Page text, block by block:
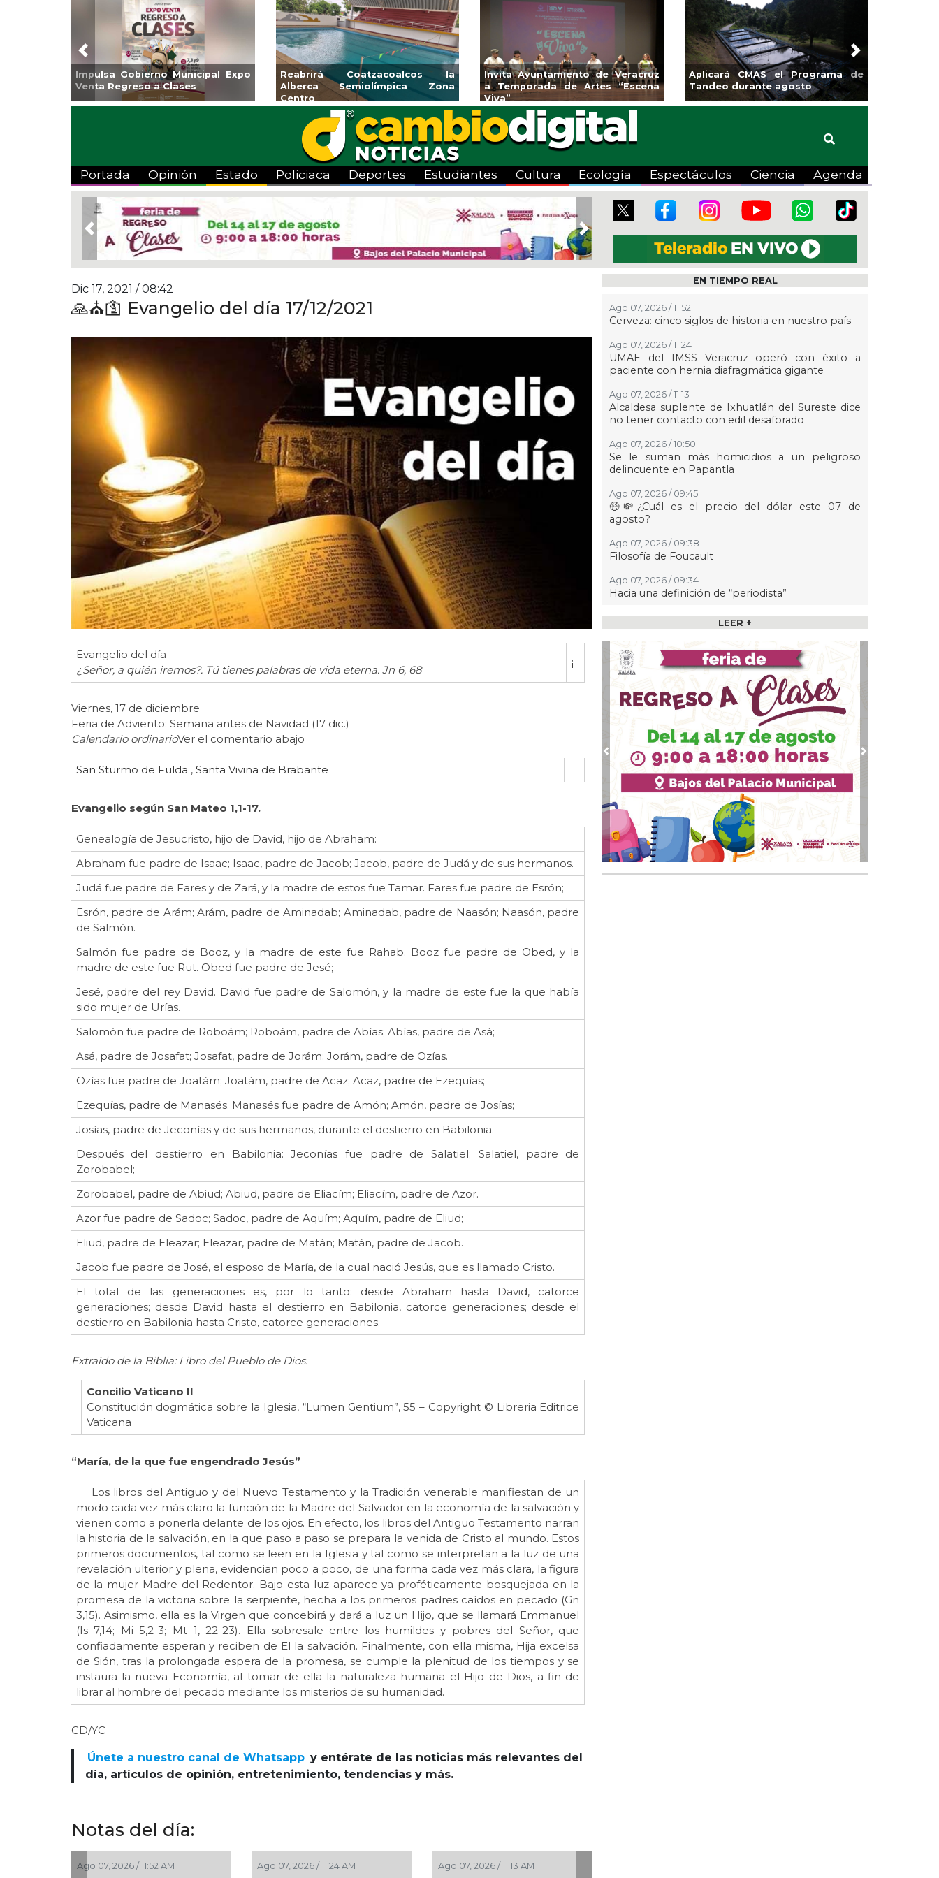
Guarniciones y banquetas para la
colonia El Mango en Pánuco
Emprendedores de Xalapa
exponen en Mercadito
Bicentenario
Coatzacoalcos impulsa la
halterofilia con la Copa Coyote
2026
Continúa Coatza Vive el Verano
2026 con cine, actividades
lúdicas y expo
Previous Next
Portada Opinión Estado Policiaca Deportes Estudiantes Cultura Ecología Espectáculos Ciencia Agenda
Previous Next
Dic 17, 2021 / 08:42
🙏⛪️🛐 Evangelio del día 17/12/2021
Evangelio del día
¿Señor, a quién iremos?. Tú tienes palabras de vida eterna. Jn 6, 68
¡
Viernes, 17 de diciembre
Feria de Adviento: Semana antes de Navidad (17 dic.)
Calendario ordinarioVer el comentario abajo
San Sturmo de Fulda , Santa Vivina de Brabante
Evangelio según San Mateo 1,1-17.
Genealogía de Jesucristo, hijo de David, hijo de Abraham:
Abraham fue padre de Isaac; Isaac, padre de Jacob; Jacob, padre de Judá y de sus hermanos.
Judá fue padre de Fares y de Zará, y la madre de estos fue Tamar. Fares fue padre de Esrón;
Esrón, padre de Arám; Arám, padre de Aminadab; Aminadab, padre de Naasón; Naasón, padre
de Salmón.
Salmón fue padre de Booz, y la madre de este fue Rahab. Booz fue padre de Obed, y la
madre de este fue Rut. Obed fue padre de Jesé;
Jesé, padre del rey David. David fue padre de Salomón, y la madre de este fue la que había
sido mujer de Urías.
Salomón fue padre de Roboám; Roboám, padre de Abías; Abías, padre de Asá;
Asá, padre de Josafat; Josafat, padre de Jorám; Jorám, padre de Ozías.
Ozías fue padre de Joatám; Joatám, padre de Acaz; Acaz, padre de Ezequías;
Ezequías, padre de Manasés. Manasés fue padre de Amón; Amón, padre de Josías;
Josías, padre de Jeconías y de sus hermanos, durante el destierro en Babilonia.
Después del destierro en Babilonia: Jeconías fue padre de Salatiel; Salatiel, padre de
Zorobabel;
Zorobabel, padre de Abiud; Abiud, padre de Eliacím; Eliacím, padre de Azor.
Azor fue padre de Sadoc; Sadoc, padre de Aquím; Aquím, padre de Eliud;
Eliud, padre de Eleazar; Eleazar, padre de Matán; Matán, padre de Jacob.
Jacob fue padre de José, el esposo de María, de la cual nació Jesús, que es llamado Cristo.
El total de las generaciones es, por lo tanto: desde Abraham hasta David, catorce
generaciones; desde David hasta el destierro en Babilonia, catorce generaciones; desde el
destierro en Babilonia hasta Cristo, catorce generaciones.
Extraído de la Biblia: Libro del Pueblo de Dios.
Concilio Vaticano II
Constitución dogmática sobre la Iglesia, “Lumen Gentium”, 55 – Copyright © Libreria Editrice
Vaticana
“María, de la que fue engendrado Jesús”
Los libros del Antiguo y del Nuevo Testamento y la Tradición venerable manifiestan de un
modo cada vez más claro la función de la Madre del Salvador en la economía de la salvación y
vienen como a ponerla delante de los ojos. En efecto, los libros del Antiguo Testamento narran
la historia de la salvación, en la que paso a paso se prepara la venida de Cristo al mundo. Estos
primeros documentos, tal como se leen en la Iglesia y tal como se interpretan a la luz de una
revelación ulterior y plena, evidencian poco a poco, de una forma cada vez más clara, la figura
de la mujer Madre del Redentor. Bajo esta luz aparece ya proféticamente bosquejada en la
promesa de la victoria sobre la serpiente, hecha a los primeros padres caídos en pecado (Gn
3,15). Asimismo, ella es la Virgen que concebirá y dará a luz un Hijo, que se llamará Emmanuel
(Is 7,14; Mi 5,2-3; Mt 1, 22-23). Ella sobresale entre los humildes y pobres del Señor, que
confiadamente esperan y reciben de El la salvación. Finalmente, con ella misma, Hija excelsa
de Sión, tras la prolongada espera de la promesa, se cumple la plenitud de los tiempos y se
instaura la nueva Economía, al tomar de ella la naturaleza humana el Hijo de Dios, a fin de
librar al hombre del pecado mediante los misterios de su humanidad.
CD/YC
Únete a nuestro canal de Whatsapp y entérate de las noticias más relevantes del
día, artículos de opinión, entretenimiento, tendencias y más.
Notas del día:
Ago 07, 2026 / 10:50 AM Ago 07, 2026 / 9:45 AM Ago 07, 2026 / 9:24 AM
EN TIEMPO REAL
Ago 07, 2026 / 11:52
Cerveza: cinco siglos de historia en nuestro país
Ago 07, 2026 / 11:24
UMAE del IMSS Veracruz operó con éxito a
paciente con hernia diafragmática gigante
Ago 07, 2026 / 11:13
Alcaldesa suplente de Ixhuatlán del Sureste dice
no tener contacto con edil desaforado
Ago 07, 2026 / 10:50
Se le suman más homicidios a un peligroso
delincuente en Papantla
Ago 07, 2026 / 09:45
🤑💸¿Cuál es el precio del dólar este 07 de
agosto?
Ago 07, 2026 / 09:38
Filosofía de Foucault
Ago 07, 2026 / 09:34
Hacia una definición de “periodista”
Ago 07, 2026 / 09:24
Municipio arrancará primera etapa de
rehabilitación en el boulevard 5 de febrero
Ago 07, 2026 / 09:16
DIF Medellín invita a la Campaña de Salud para
acercar servicios médicos a las familias
Ago 07, 2026 / 08:23
La mañanera de Claudia Sheinbaum 07/08/2026
Ago 07, 2026 / 08:03
¡Buen día! Excelente viernes, así amaneció
Cambio Digital 👍
Ago 07, 2026 / 07:11
Fetichismo o sentir placer por cosas extrañas ¿es
normal?
LEER +
Previous Next